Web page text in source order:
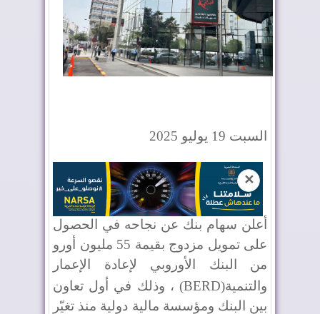
السبت 19 يوليو 2025
✕
أعلن سهام بنك عن نجاحه في الحصول
على تمويل مزدوج بقيمة 55 مليون أورو
من البنك الأوروبي لإعادة الإعمار
والتنمية(BERD) ، وذلك في أول تعاون
بين البنك ومؤسسة مالية دولية منذ تغيّر